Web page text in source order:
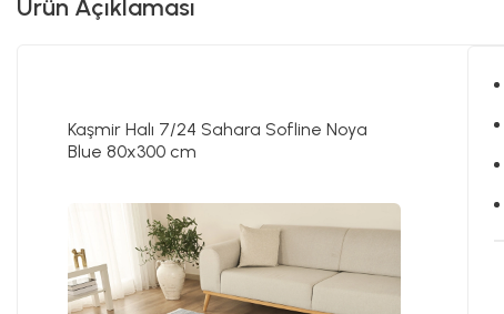
Ürün Açıklaması
Kaşmir Halı 7/24 Sahara Sofline Noya
Blue 80x300 cm